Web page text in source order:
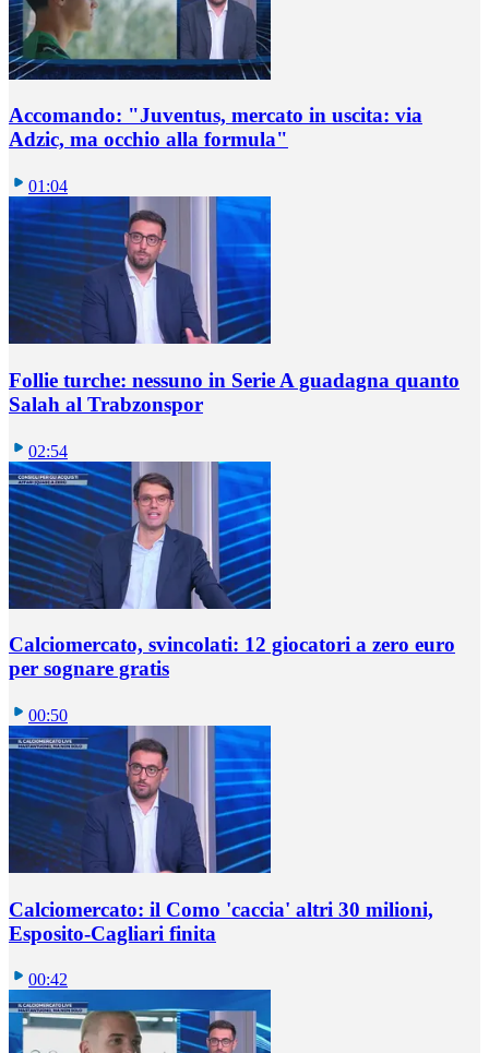
Accomando: "Juventus, mercato in uscita: via
Adzic, ma occhio alla formula"
01:04
Follie turche: nessuno in Serie A guadagna quanto
Salah al Trabzonspor
02:54
Calciomercato, svincolati: 12 giocatori a zero euro
per sognare gratis
00:50
Calciomercato: il Como 'caccia' altri 30 milioni,
Esposito-Cagliari finita
00:42